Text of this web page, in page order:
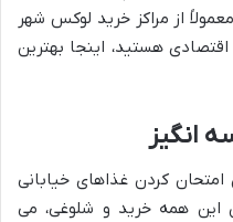
از مراکز خرید لوکس شهر
هستید، اینجا بهترین
کردن غذاهای خیابانی
این همه خرید و شلوغی، می